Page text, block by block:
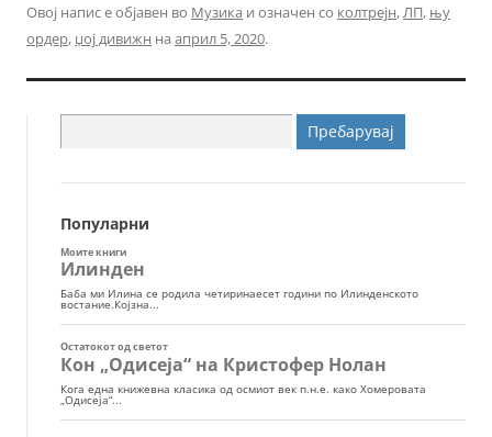
Овој напис е објавен во Музика и означен со колтрејн,ЛП, њу
ордер, џој дивижн на април 5, 2020.
за:
Популарни